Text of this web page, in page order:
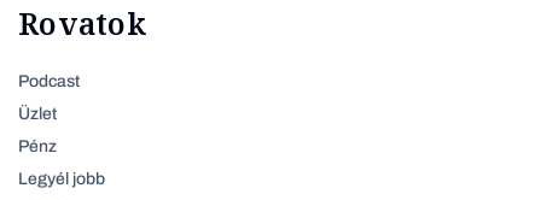
Rovatok
Podcast
Üzlet
Pénz
Legyél jobb